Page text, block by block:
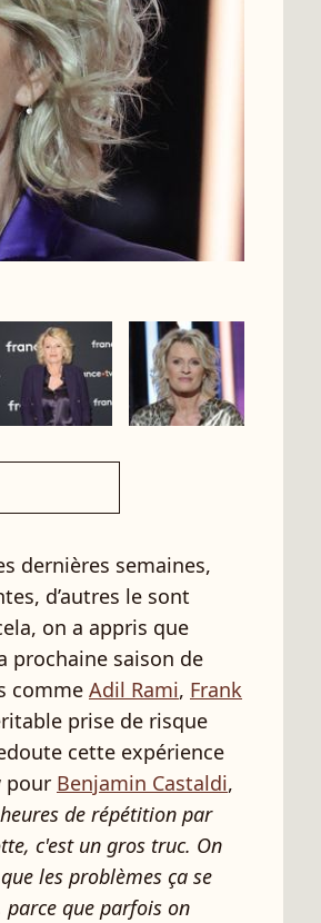
dernières semaines,
d’autres le sont
on a appris que
prochaine saison de
comme Adil Rami, Frank
prise de risque
cette expérience
pour Benjamin Castaldi,
de répétition par
c'est un gros truc. On
les problèmes ça se
parce que parfois on